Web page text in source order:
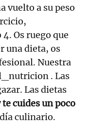
vuelto a su peso
Os ruego que
una dieta, os
Nuestra
. Las
Las dietas
cuides un poco
culinario.